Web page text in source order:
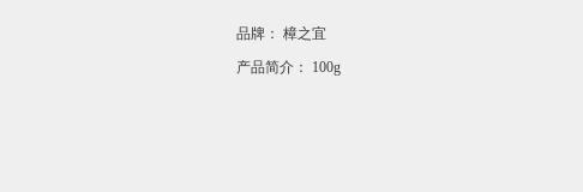
品牌： 樟之宜
产品简介：
100g